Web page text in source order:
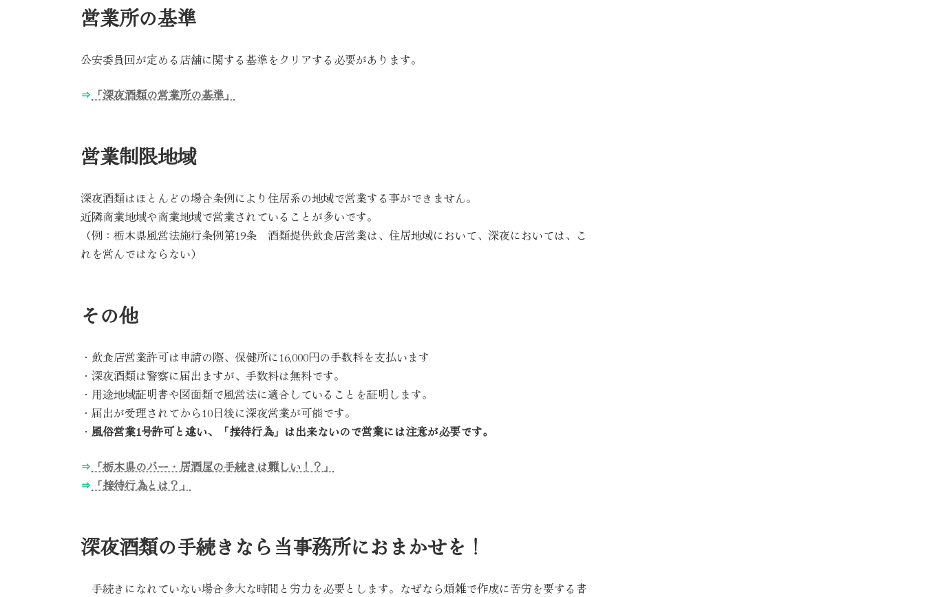
営業所の基準
公安委員回が定める店舗に関する基準をクリアする必要があります。
⇒ 「深夜酒類の営業所の基準」
営業制限地域
深夜酒類はほとんどの場合条例により住居系の地域で営業する事ができません。
近隣商業地域や商業地域で営業されていることが多いです。
（例：栃木県風営法施行条例第19条 酒類提供飲食店営業は、住居地域において、深夜においては、こ
れを営んではならない）
その他
・飲食店営業許可は申請の際、保健所に16,000円の手数料を支払います
・深夜酒類は警察に届出ますが、手数料は無料です。
・用途地域証明書や図面類で風営法に適合していることを証明します。
・届出が受理されてから10日後に深夜営業が可能です。
・ 風俗営業1号許可と違い、「接待行為」は出来ないので営業には注意が必要です。
⇒ 「栃木県のバー・居酒屋の手続きは難しい！？」
⇒ 「接待行為とは？」
深夜酒類の手続きなら当事務所におまかせを！
手続きになれていない場合多大な時間と労力を必要とします。なぜなら煩雑で作成に苦労を要する書